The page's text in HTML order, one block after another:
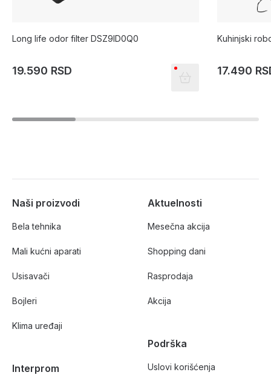
Long life odor filter DSZ9ID0Q0
19.590 RSD
Kuhinjski
17.490
Naši proizvodi
Bela tehnika
Mali kućni aparati
Usisavači
Bojleri
Klima uređaji
Interprom
Aktuelnosti
Mesečna akcija
Shopping dani
Rasprodaja
Akcija
Podrška
Uslovi korišćenja